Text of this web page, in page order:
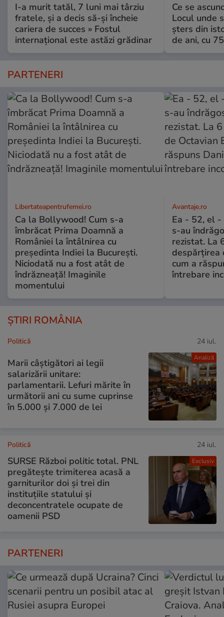
I-a murit tatăl, 7 luni mai târziu
fratele, și a decis să-și încheie
cariera de succes » Fostul
internațional este astăzi grădinar
Ce se
Locul unde
șters din
de ani, cu
PARTENERI
Libertateapentrufemei.ro
Ca la Bollywood! Cum s-a
îmbrăcat Prima Doamnă a
României la întâlnirea cu
președinta Indiei la București.
Niciodată nu a fost atât de
îndrăzneață! Imaginile
momentului
Avantaje.ro
Ea - 52, el -
s-au
rezistat. La
despărțirea
cum a
întrebare
ȘTIRI ROMÂNIA
Analiză
Politică 24 iul.
Marii câștigători ai legii
salarizării unitare:
parlamentarii. Lefuri mărite în
următorii ani cu sume cuprinse
în 5.000 și 7.000 de lei
Exclusiv
Politică 24 iul.
SURSE Război politic total. PNL
pregătește trimiterea acasă a
garniturilor doi și trei din
instituțiile statului și
deconcentratele ocupate de
oamenii PSD
PARTENERI